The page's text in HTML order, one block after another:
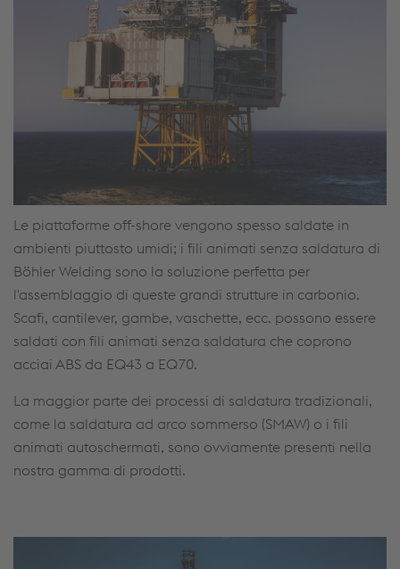
Le piattaforme off-shore vengono spesso saldate in
ambienti piuttosto umidi; i fili animati senza saldatura di
Böhler Welding sono la soluzione perfetta per
l'assemblaggio di queste grandi strutture in carbonio.
Scafi, cantilever, gambe, vaschette, ecc. possono essere
saldati con fili animati senza saldatura che coprono
acciai ABS da EQ43 a EQ70.
La maggior parte dei processi di saldatura tradizionali,
come la saldatura ad arco sommerso (SMAW) o i fili
animati autoschermati, sono ovviamente presenti nella
nostra gamma di prodotti.